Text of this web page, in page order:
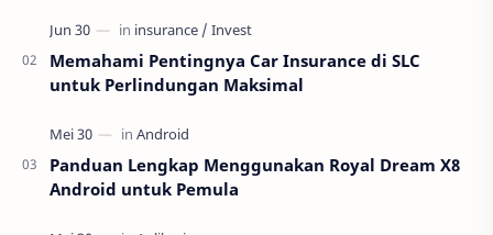
Memahami Pentingnya Car Insurance di SLC
untuk Perlindungan Maksimal
Panduan Lengkap Menggunakan Royal Dream X8
Android untuk Pemula